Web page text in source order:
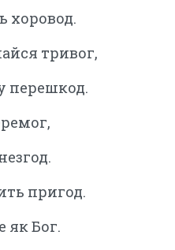
хоровод.
тривог,
перешкод.
пригод.
як Бог.